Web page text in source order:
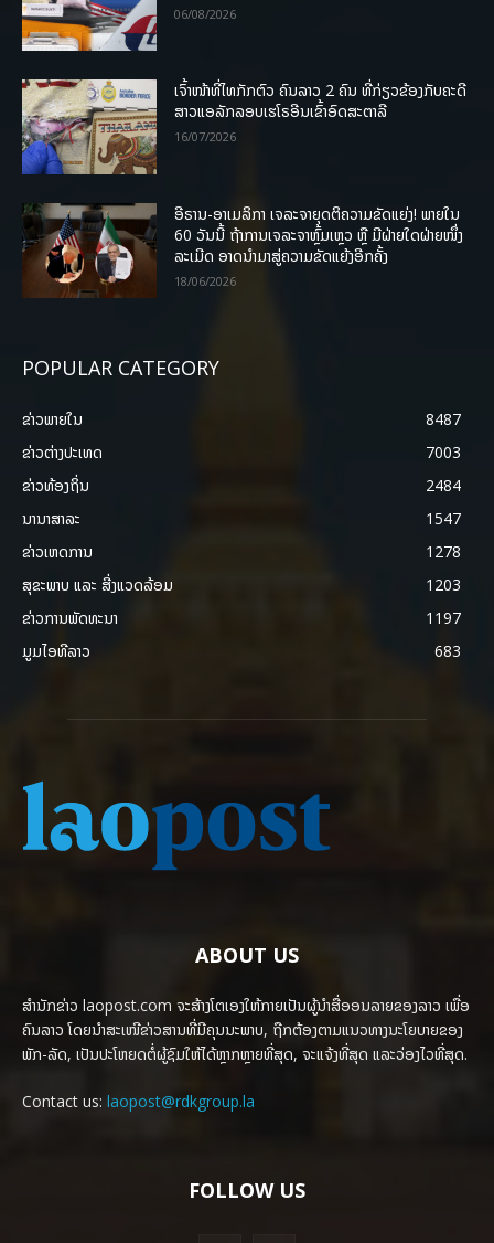
06/08/2026
ເຈົ້າໜ້າທີ່ໄທກັກຕົວ ຄົນລາວ 2 ຄົນ ທີ່ກ່ຽວຂ້ອງກັບຄະດີ
ສາວແອລັກລອບເຮໂຣອີນເຂົ້າອົດສະຕາລີ
16/07/2026
ອີຣານ-ອາເມລິກາ ເຈລະຈາຍຸດຕິຄວາມຂັດແຍ່ງ! ພາຍໃນ
60 ວັນນີ້ ຖ້າການເຈລະຈາຫຼົ້ມເຫຼວ ຫຼື ມີຝ່າຍໃດຝ່າຍໜຶ່ງ
ລະເມີດ ອາດນໍາມາສູ່ຄວາມຂັດແຍ້ງອີກຄັ້ງ
18/06/2026
POPULAR CATEGORY
ຂ່າວພາຍ​ໃນ
8487
ຂ່າວຕ່າງປະເທດ
7003
ຂ່າວທ້ອງຖິ່ນ
2484
ນານາສາລະ
1547
ຂ່າວເຫດການ
1278
ສຸຂະພາບ ແລະ ສີ່ງແວດລ້ອມ
1203
ຂ່າວການພັດທະນາ
1197
ມູມໄອທີລາວ
683
ABOUT US
ສຳນັກຂ່າວ laopost.com ຈະສ້າງໂຕເອງໃຫ້ກາຍເປັນຜູ້ນຳສື່ອອນລາຍຂອງລາວ ເພື່ອ
ຄົນລາວ ໂດຍນຳສະເໜີຂ່າວສານທີ່ມີຄຸນນະພາບ, ຖືກຕ້ອງຕາມແນວທາງນະໂຍບາຍຂອງ
ພັກ-ລັດ, ເປັນປະໂຫຍດຕໍ່ຜູ້ຊົມໃຫ້ໄດ້ຫຼາກຫຼາຍທີ່ສຸດ, ຈະແຈ້ງທີ່ສຸດ ແລະວ່ອງໄວທີ່ສຸດ.
Contact us: laopost@rdkgroup.la
FOLLOW US